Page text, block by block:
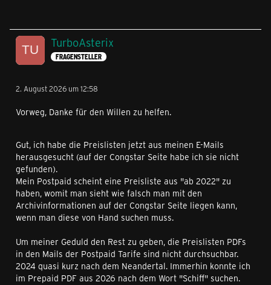
TurboAsterix
FRAGENSTELLER
2. August 2026 um 12:58
Vorweg, Danke für den Willen zu helfen.
Gut, ich habe die Preislisten jetzt aus meinen E-Mails
herausgesucht (auf der Congstar Seite habe ich sie nicht
gefunden).
Mein Postpaid scheint eine Preisliste aus "ab 2022" zu
haben, womit man sieht wie falsch man mit den
Archivinformationen auf der Congstar Seite liegen kann,
wenn man diese von Hand suchen muss.
Um meiner Geduld den Rest zu geben, die Preislisten PDFs
in den Mails der Postpaid Tarife sind nicht durchsuchbar.
2024 quasi kurz nach dem Neandertal. Immerhin konnte ich
im Prepaid PDF aus 2026 nach dem Wort "Schiff" suchen.